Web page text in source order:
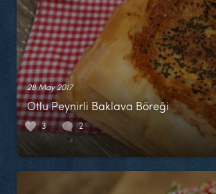
28 May 2017
Otlu Peynirli Baklava Böreği
3 2